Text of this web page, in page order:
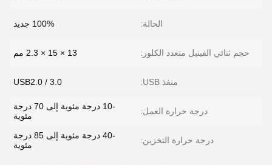
الحالة: 100% جديد
حجم ثنائي الفينيل متعدد الكلور: 13 × 15 × 2.3 مم
منفذ USB: USB2.0 / 3.0
درجة حرارة العمل:
-10 درجة مئوية إلى 70 درجة
مئوية
درجة حرارة التخزين:
-40 درجة مئوية إلى 85 درجة
مئوية